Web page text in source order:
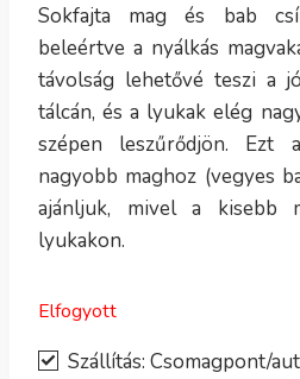
Sokfajta mag és bab
beleértve a nyálkás
távolság lehetővé teszi a
tálcán, és a lyukak elég
szépen leszűrődjön. Ezt
nagyobb maghoz (vegyes
ajánljuk, mivel a kisebb
lyukakon.
Elfogyott
Szállítás: Csomagpont/